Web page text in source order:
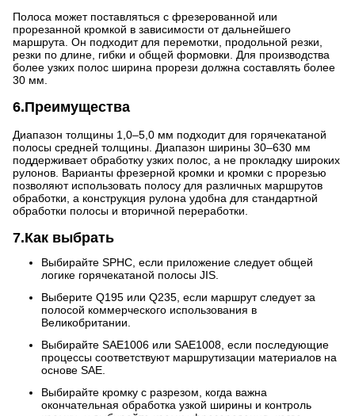
Полоса может поставляться с фрезерованной или
прорезанной кромкой в ​​зависимости от дальнейшего
маршрута. Он подходит для перемотки, продольной резки,
резки по длине, гибки и общей формовки. Для производства
более узких полос ширина прорези должна составлять более
30 мм.
6.Преимущества
Диапазон толщины 1,0–5,0 мм подходит для горячекатаной
полосы средней толщины. Диапазон ширины 30–630 мм
поддерживает обработку узких полос, а не прокладку широких
рулонов. Варианты фрезерной кромки и кромки с прорезью
позволяют использовать полосу для различных маршрутов
обработки, а конструкция рулона удобна для стандартной
обработки полосы и вторичной переработки.
7.Как выбрать
Выбирайте SPHC, если приложение следует общей
логике горячекатаной полосы JIS.
Выберите Q195 или Q235, если маршрут следует за
полосой коммерческого использования в
Великобритании.
Выбирайте SAE1006 или SAE1008, если последующие
процессы соответствуют маршрутизации материалов на
основе SAE.
Выбирайте кромку с разрезом, когда важна
окончательная обработка узкой ширины и контроль